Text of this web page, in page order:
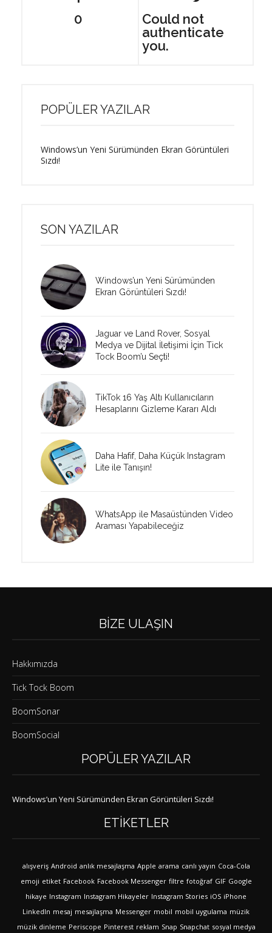
0
Could not
authenticate
you.
POPÜLER YAZILAR
Windows’un Yeni Sürümünden Ekran Görüntüleri
Sızdı!
SON YAZILAR
Windows’un Yeni Sürümünden
Ekran Görüntüleri Sızdı!
Jaguar ve Land Rover, Sosyal
Medya ve Dijital İletişimi İçin Tick
Tock Boom’u Seçti!
TikTok 16 Yaş Altı Kullanıcıların
Hesaplarını Gizleme Kararı Aldı
Daha Hafif, Daha Küçük Instagram
Lite ile Tanışın!
WhatsApp ile Masaüstünden Video
Araması Yapabileceğiz
BIZE ULAŞIN
Hakkımızda
Tick Tock Boom
BoomSonar
BoomSocial
POPÜLER YAZILAR
Windows’un Yeni Sürümünden Ekran Görüntüleri Sızdı!
ETIKETLER
alışveriş Android anlık mesajlaşma Apple arama canlı yayın Coca-Cola
emoji etiket Facebook Facebook Messenger filtre fotoğraf GIF Google
hikaye Instagram Instagram Hikayeler Instagram Stories iOS iPhone
LinkedIn mesaj mesajlaşma Messenger mobil mobil uygulama müzik
müzik dinleme Periscope Pinterest reklam Snap Snapchat sosyal medya